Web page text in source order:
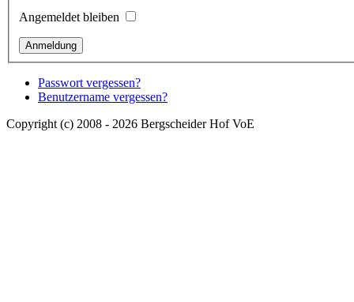
Angemeldet bleiben
Passwort vergessen?
Benutzername vergessen?
Copyright (c) 2008 - 2026 Bergscheider Hof VoE